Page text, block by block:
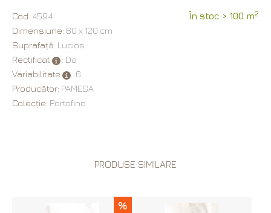
Cod: 4594 În stoc > 100 m2
Dimensiune: 60 х 120 cm
Suprafață: Lucios
Rectificat
: Da
Variabilitate
: 6
Producător: PAMESA
Colecție: Portofino
PRODUSE SIMILARE
%